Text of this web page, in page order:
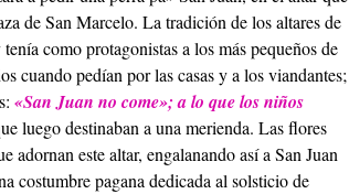
de San Marcelo. La tradición de los altares de
como protagonistas a los más pequeños de
cuando pedían por las casas y a los viandantes;
«San Juan no come»; a lo que los niños
luego destinaban a una merienda. Las flores
adornan este altar, engalanando así a San Juan
costumbre pagana dedicada al solsticio de